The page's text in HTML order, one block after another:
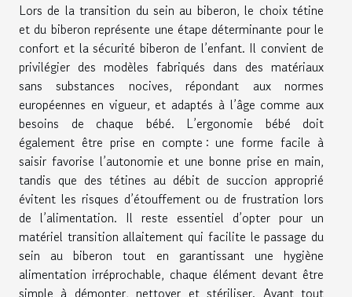
Lors de la transition du sein au biberon, le choix tétine
et du biberon représente une étape déterminante pour le
confort et la sécurité biberon de l’enfant. Il convient de
privilégier des modèles fabriqués dans des matériaux
sans substances nocives, répondant aux normes
européennes en vigueur, et adaptés à l’âge comme aux
besoins de chaque bébé. L’ergonomie bébé doit
également être prise en compte : une forme facile à
saisir favorise l’autonomie et une bonne prise en main,
tandis que des tétines au débit de succion approprié
évitent les risques d’étouffement ou de frustration lors
de l’alimentation. Il reste essentiel d’opter pour un
matériel transition allaitement qui facilite le passage du
sein au biberon tout en garantissant une hygiène
alimentation irréprochable, chaque élément devant être
simple à démonter, nettoyer et stériliser. Avant tout